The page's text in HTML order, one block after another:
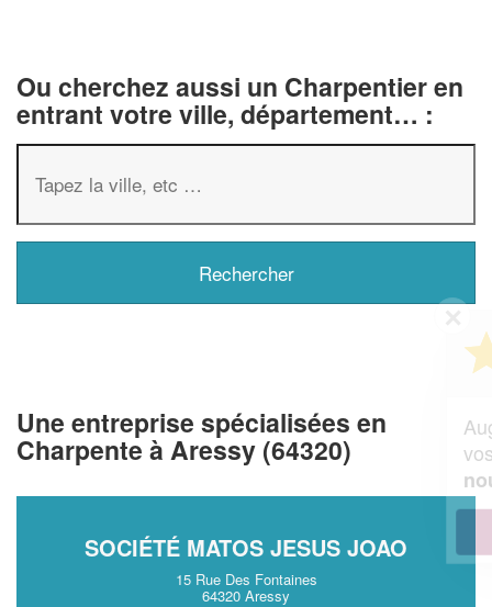
Ou cherchez aussi un Charpentier en
entrant votre ville, département… :
Une entreprise spécialisées en
Charpente à Aressy (64320)
SOCIÉTÉ MATOS JESUS JOAO
15 Rue Des Fontaines
64320 Aressy
Augmentez votrechiffre d'affaires
et
vosmargestout en gagnant de